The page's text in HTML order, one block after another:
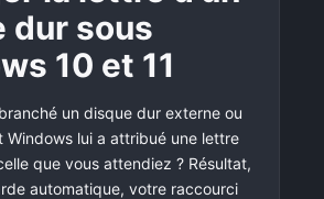
dur sous
10 et 11
un disque dur externe ou
Windows lui a attribué une lettre
que vous attendiez ? Résultat,
automatique, votre raccourci